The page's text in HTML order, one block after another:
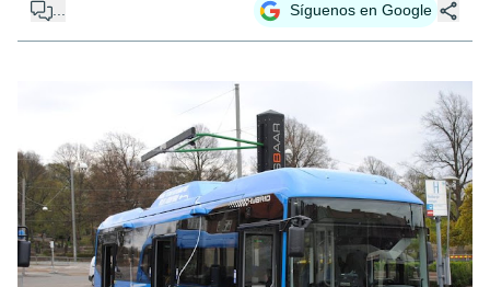
... Síguenos en Google